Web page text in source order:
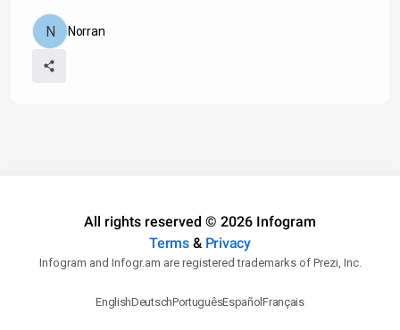
Norran
All rights reserved © 2026 Infogram
Terms& Privacy
Infogram and Infogr.am are registered trademarks of Prezi, Inc.
EnglishDeutschPortuguêsEspañolFrançais